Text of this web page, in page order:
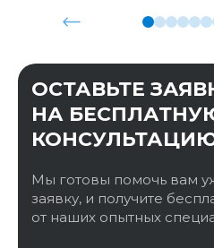
ОСТАВЬТЕ
НА
Мы готовы помочь вам
заявку, и получите
от наших опытных